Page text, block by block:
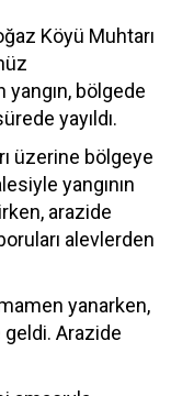
Köyü Muhtarı
bölgede
yayıldı.
üzerine bölgeye
yangının
arazide
alevlerden
yanarken,
geldi. Arazide